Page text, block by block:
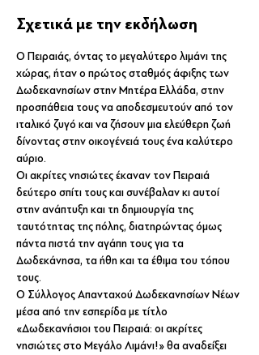
Σχετικά με την εκδήλωση
Ο Πειραιάς, όντας το μεγαλύτερο λιμάνι της
χώρας, ήταν ο πρώτος σταθμός άφιξης των
Δωδεκανησίων στην Μητέρα Ελλάδα, στην
προσπάθεια τους να αποδεσμευτούν από τον
ιταλικό ζυγό και να ζήσουν μια ελεύθερη ζωή
δίνοντας στην οικογένειά τους ένα καλύτερο
αύριο.
Οι ακρίτες νησιώτες έκαναν τον Πειραιά
δεύτερο σπίτι τους και συνέβαλαν κι αυτοί
στην ανάπτυξη και τη δημιουργία της
ταυτότητας της πόλης, διατηρώντας όμως
πάντα πιστά την αγάπη τους για τα
Δωδεκάνησα, τα ήθη και τα έθιμα του τόπου
τους.
Ο Σύλλογος Απανταχού Δωδεκανησίων Νέων
μέσα από την εσπερίδα με τίτλο
«Δωδεκανήσιοι του Πειραιά: οι ακρίτες
νησιώτες στο Μεγάλο Λιμάνι!» θα αναδείξει